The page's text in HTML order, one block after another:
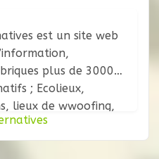
est un site web
plus de 3000
; Ecolieux,
lieux de wwoofing,
partagés,
militant, fermes